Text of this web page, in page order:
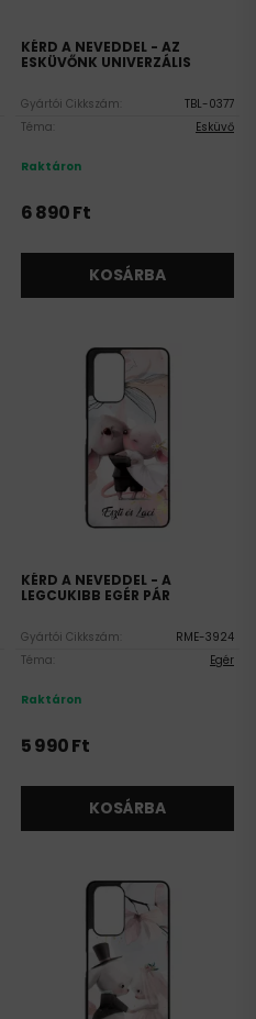
KÉRD A NEVEDDEL - AZ
ESKÜVŐNK UNIVERZÁLIS
Gyártói Cikkszám:
TBL-0377
Téma:
Esküvő
Raktáron
6 890Ft
KOSÁRBA
KÉRD A NEVEDDEL - A
LEGCUKIBB EGÉR PÁR
Gyártói Cikkszám:
RME-3924
Téma:
Egér
Raktáron
5 990Ft
KOSÁRBA